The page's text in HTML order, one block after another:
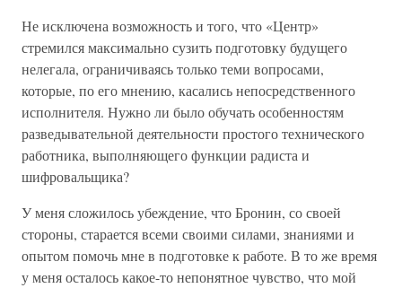
Не исключена возможность и того, что «Центр»
стремился максимально сузить подготовку будущего
нелегала, ограничиваясь только теми вопросами,
которые, по его мнению, касались непосредственного
исполнителя. Нужно ли было обучать особенностям
разведывательной деятельности простого технического
работника, выполняющего функции радиста и
шифровальщика?
У меня сложилось убеждение, что Бронин, со своей
стороны, старается всеми своими силами, знаниями и
опытом помочь мне в подготовке к работе. В то же время
у меня осталось какое-то непонятное чувство, что мой